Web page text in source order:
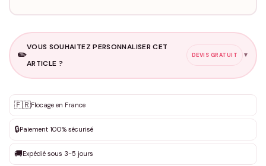
✏️
VOUS SOUHAITEZ PERSONNALISER CET
ARTICLE ?
DEVIS GRATUIT ▼
✨ Personnalisation sur mesure
DEVIS GRATUIT · Personnalisation de 3 à 10€ selon la demande
Que souhaitez-vous ?*
🇫🇷Flocage en France
🔒Paiement 100% sécurisé
🚚Expédié sous 3-5 jours